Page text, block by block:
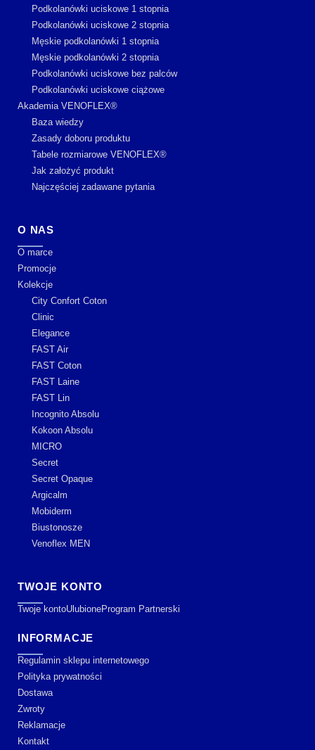
Podkolanówki uciskowe 1 stopnia
Podkolanówki uciskowe 2 stopnia
Męskie podkolanówki 1 stopnia
Męskie podkolanówki 2 stopnia
Podkolanówki uciskowe bez palców
Podkolanówki uciskowe ciążowe
Akademia VENOFLEX®
Baza wiedzy
Zasady doboru produktu
Tabele rozmiarowe VENOFLEX®
Jak założyć produkt
Najczęściej zadawane pytania
O NAS
O marce
Promocje
Kolekcje
City Confort Coton
Clinic
Elegance
FAST Air
FAST Coton
FAST Laine
FAST Lin
Incognito Absolu
Kokoon Absolu
MICRO
Secret
Secret Opaque
Argicalm
Mobiderm
Biustonosze
Venoflex MEN
TWOJE KONTO
Twoje kontoUlubioneProgram Partnerski
INFORMACJE
Regulamin sklepu internetowego
Polityka prywatności
Dostawa
Zwroty
Reklamacje
Kontakt